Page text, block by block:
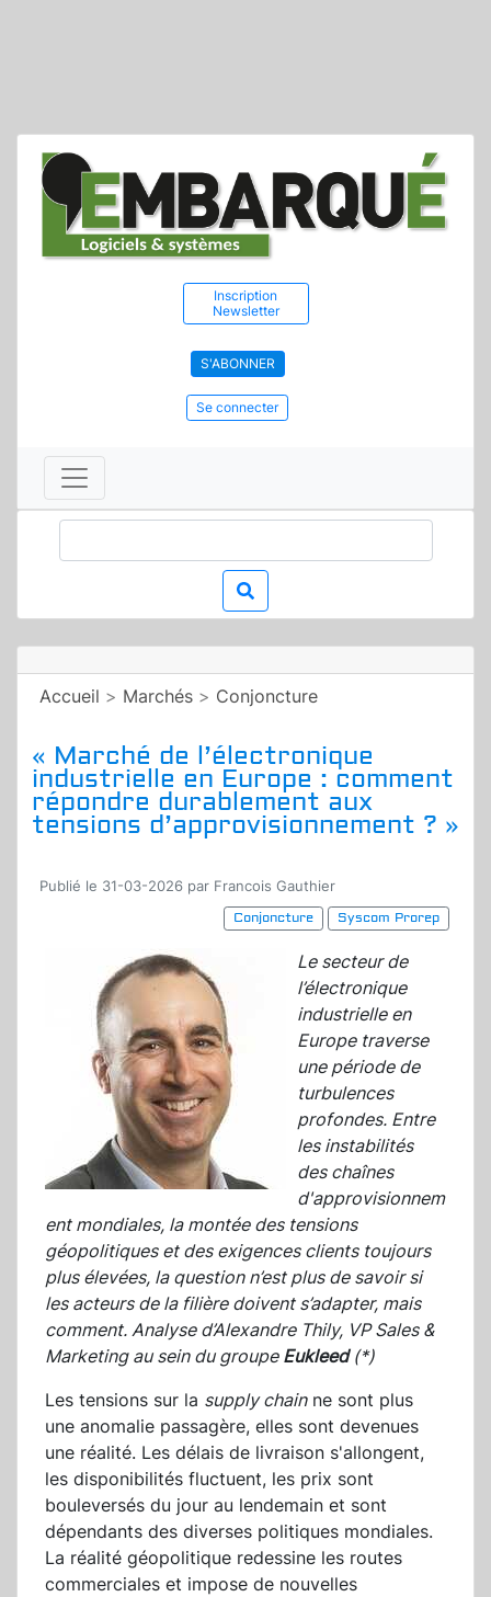
Inscription
Newsletter
S'ABONNER
Se connecter
Accueil > Marchés > Conjoncture
« Marché de l’électronique
industrielle en Europe : comment
répondre durablement aux
tensions d’approvisionnement ? »
Publié le 31-03-2026 par Francois Gauthier
Conjoncture
Syscom Prorep
Le secteur de
l’électronique
industrielle en
Europe traverse
une période de
turbulences
profondes. Entre
les instabilités
des chaînes
d'approvisionnem
ent mondiales, la montée des tensions
géopolitiques et des exigences clients toujours
plus élevées, la question n’est plus de savoir si
les acteurs de la filière doivent s’adapter, mais
comment. Analyse d’Alexandre Thily, VP Sales &
Marketing au sein du groupe Eukleed(*)
Les tensions sur la supply chainne sont plus
une anomalie passagère, elles sont devenues
une réalité. Les délais de livraison s'allongent,
les disponibilités fluctuent, les prix sont
bouleversés du jour au lendemain et sont
dépendants des diverses politiques mondiales.
La réalité géopolitique redessine les routes
commerciales et impose de nouvelles